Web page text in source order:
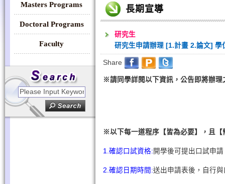
Masters Programs
Doctoral Programs
Faculty
長期宣導
研究生
研究生申請辦理 [1.計畫 2.論文] 學
Share
※請同學詳閱以下資訊，公告即將辦
※以下每一道程序【皆為必要】，且
1.確認口試資格: 開學後可提出口試申
2.確認日期時間:送出申請表後，自行